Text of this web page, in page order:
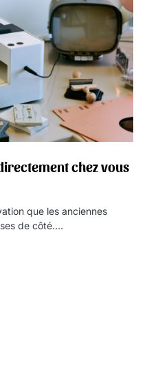
chez vous
que les anciennes
de côté.…